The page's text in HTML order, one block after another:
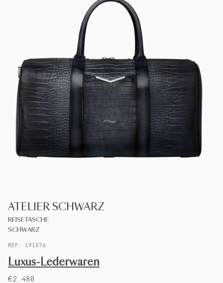
HAUTE CREATION
S.T.DUPONT
MEIN KONTO
EINEN LADEN FINDEN
ATELIER SCHWARZ
REISETASCHE
SCHWARZ
REF: 191576
Luxus-Lederwaren
€2.480